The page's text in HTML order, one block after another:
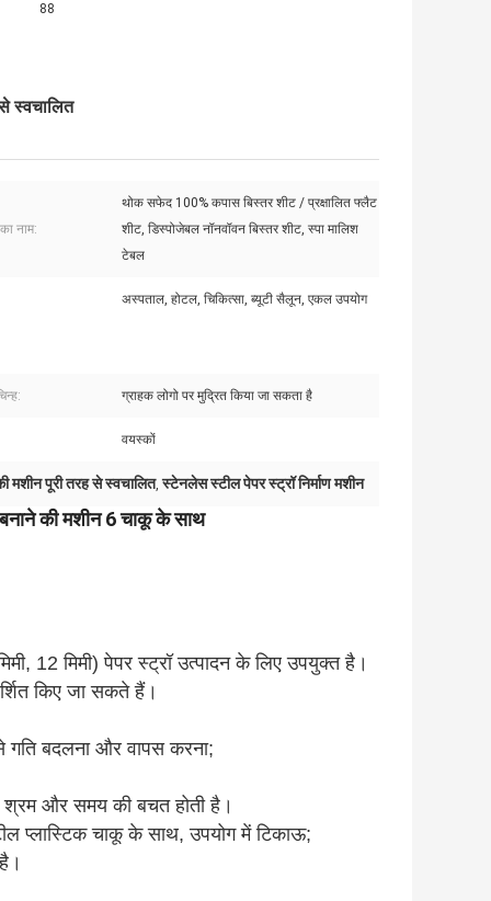
88
स्वचालित
नाम:
थोक सफेद 100% कपास बिस्तर शीट / प्रक्षालित फ्लैट
शीट, डिस्पोजेबल नॉनवॉवन बिस्तर शीट, स्पा मालिश
टेबल
अस्पताल, होटल, चिकित्सा, ब्यूटी सैलून, एकल उपयोग
ग्राहक लोगो पर मुद्रित किया जा सकता है
वयस्कों
मशीन पूरी तरह से स्वचालित,स्टेनलेस स्टील पेपर स्ट्रॉ निर्माण मशीन
की मशीन 6 चाकू के साथ
12 मिमी) पेपर स्ट्रॉ उत्पादन के लिए उपयुक्त है।
किए जा सकते हैं।
बदलना और वापस करना;
और समय की बचत होती है।
प्लास्टिक चाकू के साथ, उपयोग में टिकाऊ;